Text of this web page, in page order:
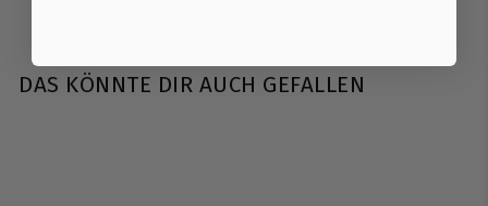
DAS KÖNNTE DIR AUCH GEFALLEN